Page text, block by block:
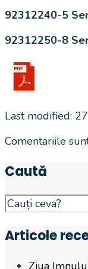
92312240-5
92312250-8
Last modified:
Comentariile
Caută
Search
for:
Articole
Ziua